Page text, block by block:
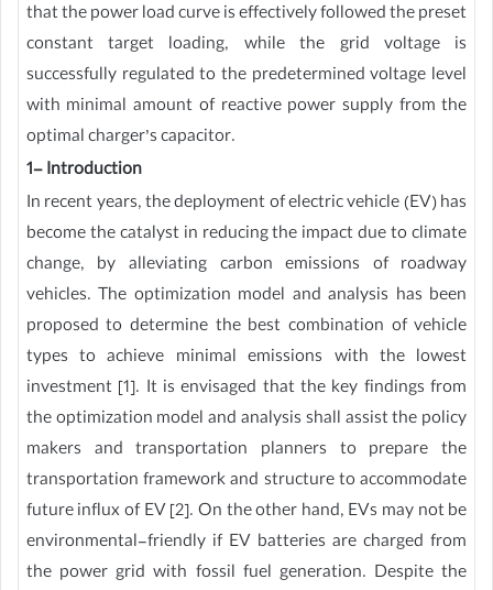
that the power load curve is effectively followed the preset
constant target loading, while the grid voltage is
successfully regulated to the predetermined voltage level
with minimal amount of reactive power supply from the
optimal charger’s capacitor.
1- Introduction
In recent years, the deployment of electric vehicle (EV) has
become the catalyst in reducing the impact due to climate
change, by alleviating carbon emissions of roadway
vehicles. The optimization model and analysis has been
proposed to determine the best combination of vehicle
types to achieve minimal emissions with the lowest
investment [1]. It is envisaged that the key findings from
the optimization model and analysis shall assist the policy
makers and transportation planners to prepare the
transportation framework and structure to accommodate
future influx of EV [2]. On the other hand, EVs may not be
environmental-friendly if EV batteries are charged from
the power grid with fossil fuel generation. Despite the